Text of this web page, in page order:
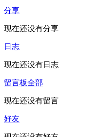
分享
现在还没有分享
日志
现在还没有日志
留言板全部
现在还没有留言
好友